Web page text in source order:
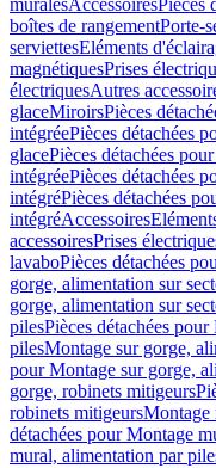
muralesAccessoiresPièces
boîtes de rangementPorte-
serviettesEléments
magnétiquesPrises
électriquesAutres
glaceMiroirsPièces
intégréePièces détachées
glacePièces détachées
intégréePièces détachées
intégréPièces détachées
intégréAccessoires
accessoiresPrises
lavaboPièces détachées
gorge, alimentation sur
gorge, alimentation sur
pilesPièces détachées
pilesMontage sur gorge,
pour Montage sur gorge,
gorge, robinets mitigeurs
robinets mitigeursMontage
détachées pour Montage
mural, alimentation par